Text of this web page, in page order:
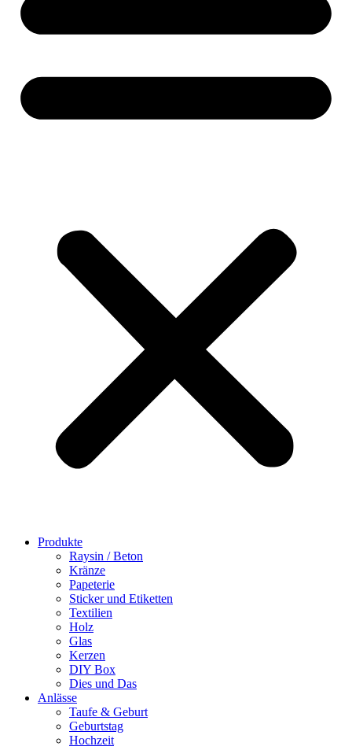
Produkte
Raysin / Beton
Kränze
Papeterie
Sticker und Etiketten
Textilien
Holz
Glas
Kerzen
DIY Box
Dies und Das
Anlässe
Taufe & Geburt
Geburtstag
Hochzeit